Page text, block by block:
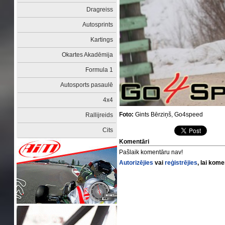
Dragreiss
Autosprints
Kartings
Okartes Akadēmija
Formula 1
Autosports pasaulē
4x4
Rallijreids
Cits
Foto: Gints Bērziņš, Go4speed
Komentāri
Pašlaik komentāru nav!
Autorizējies vaireģistrējies, lai